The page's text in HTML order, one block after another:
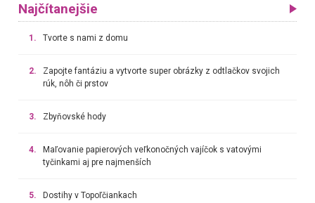
Najčítanejšie
1. Tvorte s nami z domu
2.
Zapojte fantáziu a vytvorte super obrázky z odtlačkov svojich
rúk, nôh či prstov
3. Zbyňovské hody
4.
Maľovanie papierových veľkonočných vajíčok s vatovými
tyčinkami aj pre najmenších
5. Dostihy v Topoľčiankach